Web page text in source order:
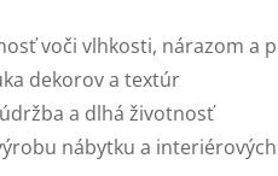
voči vlhkosti, nárazom a
dekorov a textúr
a dlhá životnosť
nábytku a